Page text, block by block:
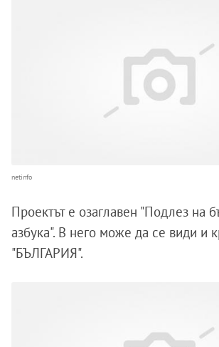
netinfo
Проектът е озаглавен "Подлез на
азбука". В него може да се види и
"БЪЛГАРИЯ".